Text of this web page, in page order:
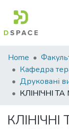
Communities
&
Collections
All of DSpace
Statistics
Home